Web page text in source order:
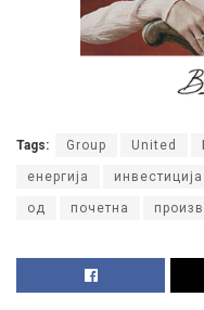
Tags: Group United
енергија инвестиција
од почетна